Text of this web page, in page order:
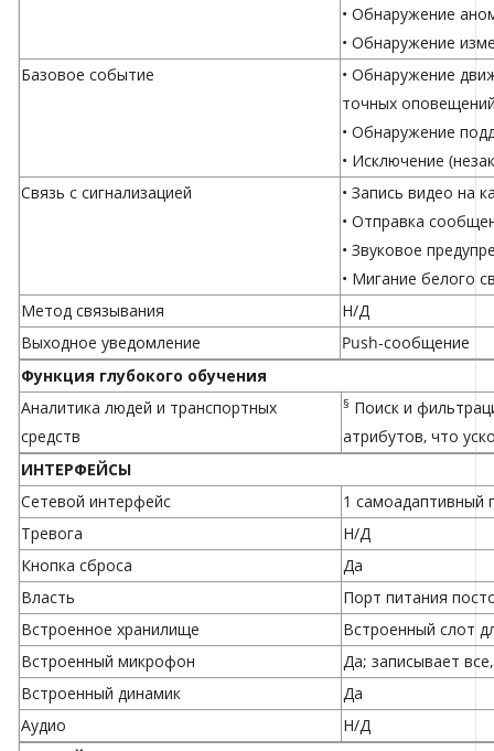
• Обнаружение
• Обнаружение
Базовое событие
• Обнаружение
точных
• Обнаружение
• Исключение
Связь с сигнализацией
• Запись видео на
• Отправка
• Звуковое
• Мигание белого
Метод связывания
Н/Д
Выходное уведомление
Push-сообщение
Функция глубокого обучения
Аналитика людей и транспортных
средств
§ Поиск и
атрибутов, что
ИНТЕРФЕЙСЫ
Сетевой интерфейс
1 самоадаптивный
Тревога
Н/Д
Кнопка сброса
Да
Власть
Порт питания
Встроенное хранилище
Встроенный слот
Встроенный микрофон
Да; записывает
Встроенный динамик
Да
Аудио
Н/Д